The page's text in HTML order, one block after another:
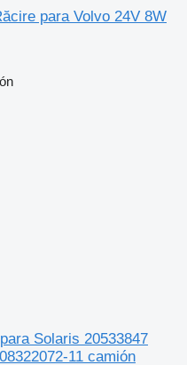
para Volvo 24V 8W
Solaris 20533847
11 camión